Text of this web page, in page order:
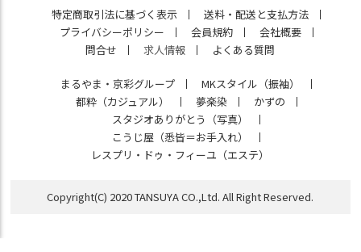
特定商取引法に基づく表示
送料・配送と支払方法
プライバシーポリシー
会員規約
会社概要
問合せ
求人情報 よくある質問
まるやま・京彩グループ
MKスタイル（振袖）
都粋（カジュアル）
夢楽染
かずの
スタジオありがとう（写真）
こうじ屋（悉皆＝お手入れ）
レスプリ・ドゥ・フィーユ（エステ）
Copyright(C) 2020 TANSUYA CO.,Ltd. All Right Reserved.